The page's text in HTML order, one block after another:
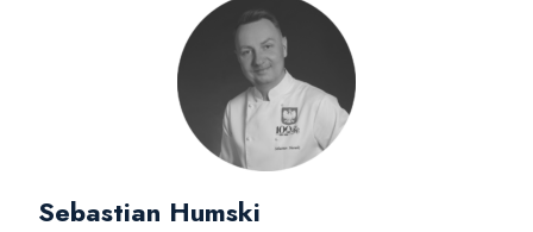
Sebastian Humski